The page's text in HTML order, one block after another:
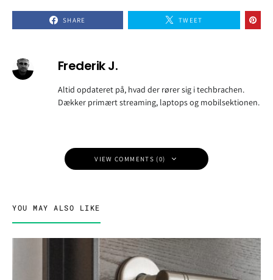
SHARE TWEET
Frederik J.
Altid opdateret på, hvad der rører sig i techbrachen.
Dækker primært streaming, laptops og mobilsektionen.
VIEW COMMENTS (0)
YOU MAY ALSO LIKE